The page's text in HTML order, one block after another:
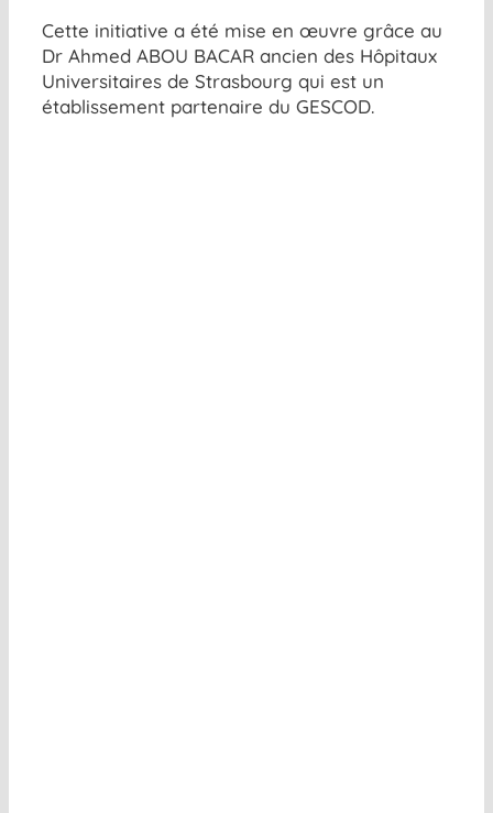
Cette initiative a été mise en œuvre grâce au
Dr Ahmed ABOU BACAR ancien des Hôpitaux
Universitaires de Strasbourg qui est un
établissement partenaire du GESCOD.